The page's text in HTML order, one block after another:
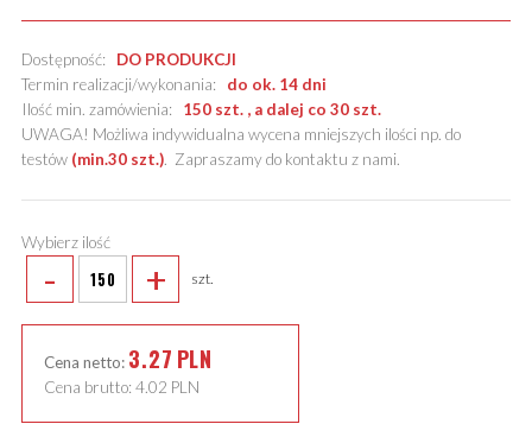
Dostępność: DO PRODUKCJI
Termin realizacji/wykonania: do ok. 14 dni
Ilość min. zamówienia: 150 szt. , a dalej co 30 szt.
UWAGA! Możliwa indywidualna wycena mniejszych ilości np. do
testów (min.30 szt.). Zapraszamy do kontaktu z nami.
Wybierz ilość
- + szt.
Cena netto: 3.27 PLN
Cena brutto: 4.02 PLN